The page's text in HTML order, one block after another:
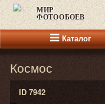
МИР
ФОТООБОЕВ
Каталог
Космос
ID 7942